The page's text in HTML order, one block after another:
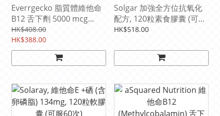
Everrgecko 脂質體維他命
B12 舌下劑 5000 mcg
(3in1) 60ml (可服用60次)
HK$408.00
HK$388.00
Solgar 加強全方位抗氧化
配方, 120粒素食膠囊 (可服
用60次)
HK$518.00